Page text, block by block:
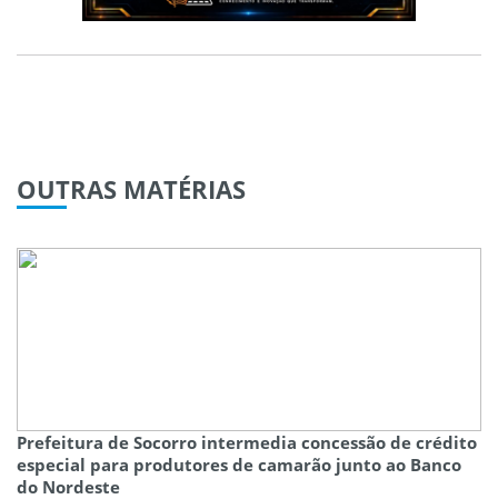
OUTRAS MATÉRIAS
Prefeitura de Socorro intermedia concessão de crédito
especial para produtores de camarão junto ao Banco
do Nordeste